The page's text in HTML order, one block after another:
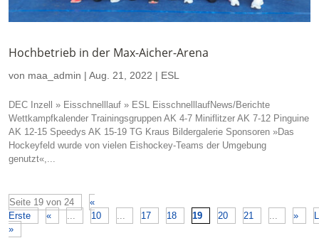
Hochbetrieb in der Max-Aicher-Arena
von maa_admin | Aug. 21, 2022 | ESL
DEC Inzell » Eisschnelllauf » ESL EisschnelllaufNews/Berichte
Wettkampfkalender Trainingsgruppen AK 4-7 Miniflitzer AK 7-12 Pinguine
AK 12-15 Speedys AK 15-19 TG Kraus Bildergalerie Sponsoren »Das
Hockeyfeld wurde von vielen Eishockey-Teams der Umgebung
genutzt«,...
Seite 19 von 24
«
Erste
« 10 17 18 19 20 21 »
»